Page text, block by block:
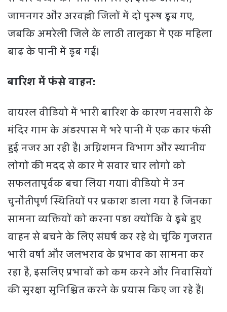
जामनगर और अरवल्ली जिलों में दो पुरुष डूब गए,
जबकि अमरेली जिले के लाठी तालुका में एक महिला
बाढ़ के पानी में डूब गई।
बारिश में फंसे वाहन:
वायरल वीडियो में भारी बारिश के कारण नवसारी के
मंदिर गाम के अंडरपास में भरे पानी में एक कार फंसी
हुई नजर आ रही है। अग्निशमन विभाग और स्थानीय
लोगों की मदद से कार में सवार चार लोगों को
सफलतापूर्वक बचा लिया गया। वीडियो में उन
चुनौतीपूर्ण स्थितियों पर प्रकाश डाला गया है जिनका
सामना व्यक्तियों को करना पड़ा क्योंकि वे डूबे हुए
वाहन से बचने के लिए संघर्ष कर रहे थे। चूंकि गुजरात
भारी वर्षा और जलभराव के प्रभाव का सामना कर
रहा है, इसलिए प्रभावों को कम करने और निवासियों
की सुरक्षा सुनिश्चित करने के प्रयास किए जा रहे हैं।